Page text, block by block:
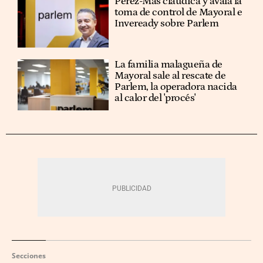
toma de control de Mayoral e
Inveready sobre Parlem
La familia malagueña de
Mayoral sale al rescate de
Parlem, la operadora nacida
al calor del 'procés'
Secciones